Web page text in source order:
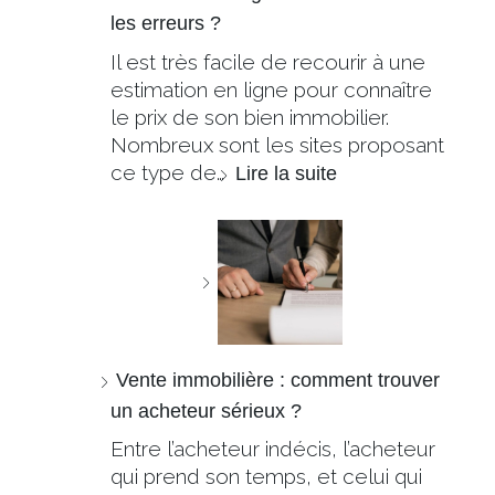
les erreurs ?
Il est très facile de recourir à une
estimation en ligne pour connaître
le prix de son bien immobilier.
Nombreux sont les sites proposant
ce type de… Lire la suite
Vente immobilière : comment trouver
un acheteur sérieux ?
Entre l’acheteur indécis, l’acheteur
qui prend son temps, et celui qui